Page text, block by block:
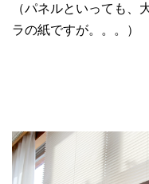
（パネルといっても、
ラの紙ですが。。。）